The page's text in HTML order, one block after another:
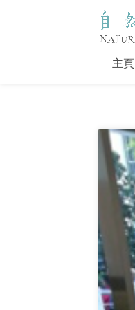
主頁